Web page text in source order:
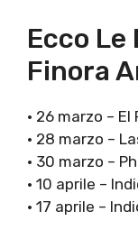
Ecco Le
Finora
• 26 marzo – El
• 28 marzo –
• 30 marzo –
• 10 aprile –
• 17 aprile –